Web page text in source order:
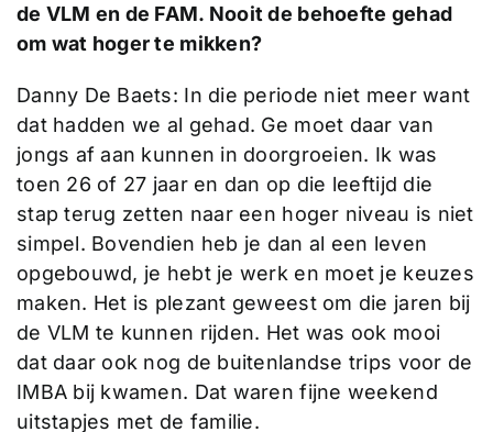
de VLM en de FAM. Nooit de behoefte gehad
om wat hoger te mikken?
Danny De Baets: In die periode niet meer want
dat hadden we al gehad. Ge moet daar van
jongs af aan kunnen in doorgroeien. Ik was
toen 26 of 27 jaar en dan op die leeftijd die
stap terug zetten naar een hoger niveau is niet
simpel. Bovendien heb je dan al een leven
opgebouwd, je hebt je werk en moet je keuzes
maken. Het is plezant geweest om die jaren bij
de VLM te kunnen rijden. Het was ook mooi
dat daar ook nog de buitenlandse trips voor de
IMBA bij kwamen. Dat waren fijne weekend
uitstapjes met de familie.